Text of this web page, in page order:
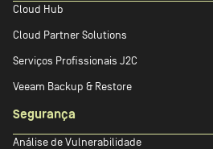
Cloud Hub
Cloud Partner Solutions
Serviços Profissionais J2C
Veeam Backup & Restore
Segurança
Análise de Vulnerabilidade